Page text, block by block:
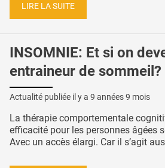
LIRE LA SUITE
INSOMNIE: Et si on
entraineur de sommeil?
Actualité publiée il y a 9 années 9 mois
La thérapie comportementale
efficacité pour les personnes âgées
Avec un accès élargi. Car il s’agit